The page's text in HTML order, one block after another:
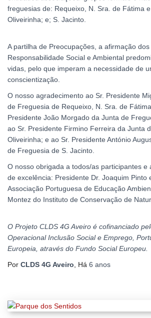
freguesias de: Requeixo, N. Sra. de Fátima
Oliveirinha; e; S. Jacinto.
A partilha de Preocupações, a afirmação
Responsabilidade Social e Ambiental
vidas, pelo que imperam a necessidade de
conscientização.
O nosso agradecimento ao Sr. Presidente
de Freguesia de Requeixo, N. Sra. de
Presidente João Morgado da Junta de
ao Sr. Presidente Firmino Ferreira da Junta
Oliveirinha; e ao Sr. Presidente António
de Freguesia de S. Jacinto.
O nosso obrigada a todos/as participantes e
de excelência: Presidente Dr. Joaquim Pinto
Associação Portuguesa de Educação
Montez do Instituto de Conservação de
O Projeto CLDS 4G Aveiro é cofinanciado
Operacional Inclusão Social e Emprego,
Europeia, através do Fundo Social Europeu.
Por CLDS 4G Aveiro , Há 6 anos